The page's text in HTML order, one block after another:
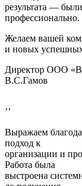
результата —
профессионально.
Желаем вашей
и новых
Директор ООО
В.С.Гамов
’’
Выражаем
подход к
организации и
Работа была
выстроена